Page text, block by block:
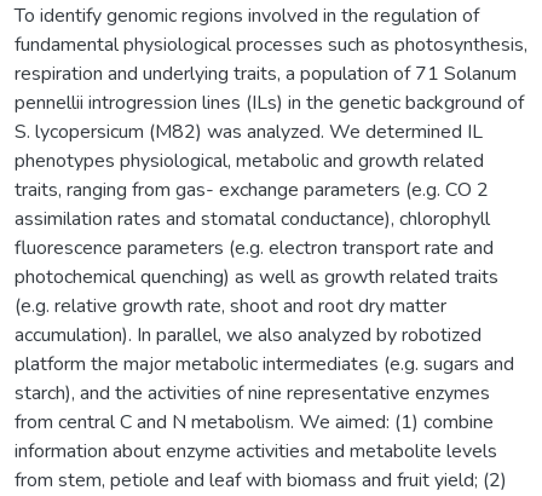
To identify genomic regions involved in the regulation of
fundamental physiological processes such as photosynthesis,
respiration and underlying traits, a population of 71 Solanum
pennellii introgression lines (ILs) in the genetic background of
S. lycopersicum (M82) was analyzed. We determined IL
phenotypes physiological, metabolic and growth related
traits, ranging from gas- exchange parameters (e.g. CO 2
assimilation rates and stomatal conductance), chlorophyll
fluorescence parameters (e.g. electron transport rate and
photochemical quenching) as well as growth related traits
(e.g. relative growth rate, shoot and root dry matter
accumulation). In parallel, we also analyzed by robotized
platform the major metabolic intermediates (e.g. sugars and
starch), and the activities of nine representative enzymes
from central C and N metabolism. We aimed: (1) combine
information about enzyme activities and metabolite levels
from stem, petiole and leaf with biomass and fruit yield; (2)